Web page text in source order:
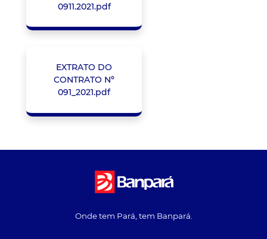
0911.2021.pdf
EXTRATO DO
CONTRATO Nº
091_2021.pdf
Onde tem Pará, tem Banpará.